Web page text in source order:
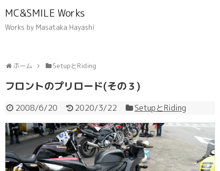
MC&SMILE Works
Works by Masataka Hayashi
ホーム SetupとRiding
フロントのプリロード(その３)
2008/6/20 2020/3/22 SetupとRiding